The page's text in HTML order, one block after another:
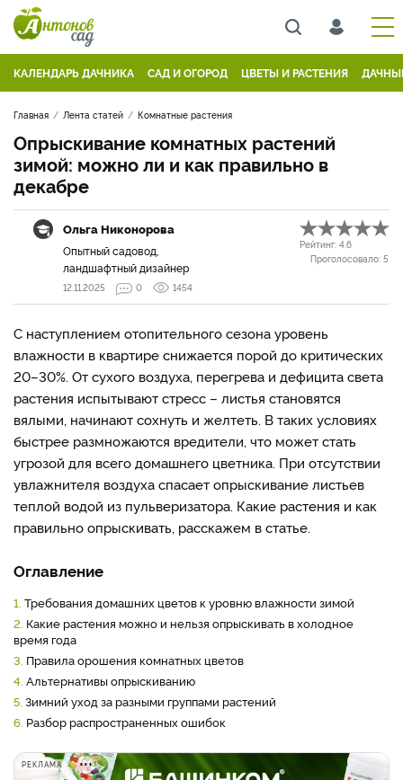
КАЛЕНДАРЬ ДАЧНИКА САД И ОГОРОД ЦВЕТЫ И РАСТЕНИЯ
Главная Лента статей Комнатные растения
Опрыскивание комнатных растений
зимой: можно ли и как правильно в
декабре
Ольга Никонорова
Опытный садовод,
ландшафтный дизайнер
Рейтинг: 4.6
Проголосовало: 5
12.11.2025 0 1454
С наступлением отопительного сезона уровень
влажности в квартире снижается порой до критических
20–30%. От сухого воздуха, перегрева и дефицита света
растения испытывают стресс – листья становятся
вялыми, начинают сохнуть и желтеть. В таких условиях
быстрее размножаются вредители, что может стать
угрозой для всего домашнего цветника. При отсутствии
увлажнителя воздуха спасает опрыскивание листьев
теплой водой из пульверизатора. Какие растения и как
правильно опрыскивать, расскажем в статье.
Оглавление
1. Требования домашних цветов к уровню влажности зимой
2. Какие растения можно и нельзя опрыскивать в холодное
время года
3. Правила орошения комнатных цветов
4. Альтернативы опрыскиванию
5. Зимний уход за разными группами растений
6. Разбор распространенных ошибок
РЕКЛАМА